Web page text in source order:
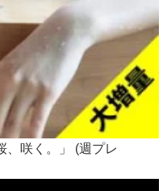
、咲く。」 (週プレ